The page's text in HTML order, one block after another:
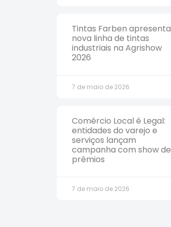
Tintas Farben apresenta
nova linha de tintas
industriais na Agrishow
2026
7 de maio de 2026
Comércio Local é Legal:
entidades do varejo e
serviços lançam
campanha com show de
prêmios
7 de maio de 2026